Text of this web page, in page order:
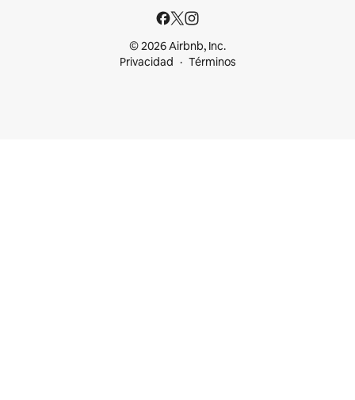
© 2026 Airbnb, Inc.
Privacidad
Términos